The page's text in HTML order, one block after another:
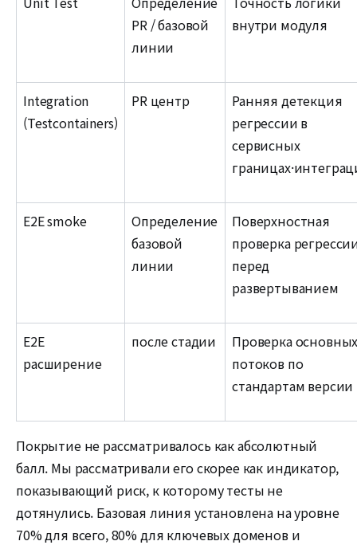
PR / базовой
линии
внутри модуля
Integration
(Testcontainers)
PR центр
Ранняя детекция
регрессии в
сервисных
E2E smoke
Определение
базовой
линии
Поверхностная
проверка
перед
развертыванием
E2E
расширение
после стадии
Проверка
потоков по
стандартам версии
Покрытие не рассматривалось как абсолютный
балл. Мы рассматривали его скорее как индикатор,
показывающий риск, к которому тесты не
дотянулись. Базовая линия установлена на уровне
70% для всего, 80% для ключевых доменов и